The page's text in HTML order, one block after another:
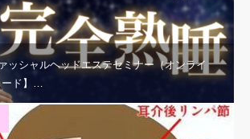
ッシャルヘッドエステセミナー（オンライ
ード】…